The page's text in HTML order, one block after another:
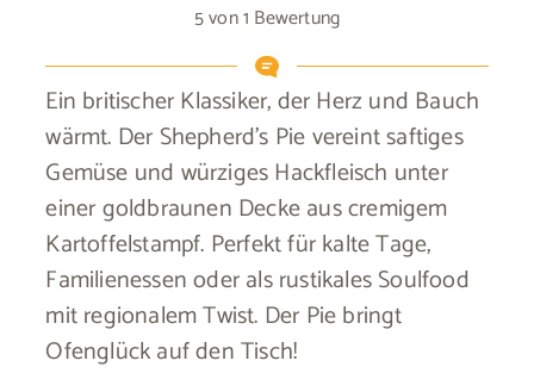
5von 1 Bewertung
Ein britischer Klassiker, der Herz und Bauch
wärmt. Der Shepherd’s Pie vereint saftiges
Gemüse und würziges Hackfleisch unter
einer goldbraunen Decke aus cremigem
Kartoffelstampf. Perfekt für kalte Tage,
Familienessen oder als rustikales Soulfood
mit regionalem Twist. Der Pie bringt
Ofenglück auf den Tisch!